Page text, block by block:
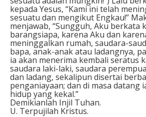
kepada Yesus, “Kami ini telah
sesuatu dan mengikut Engkau!”
menjawab, “Sungguh, Aku berkata
barangsiapa, karena Aku dan
meninggalkan rumah, saudara-
bapa, anak-anak atau ladangnya,
ia akan menerima kembali seratus
saudara laki-laki, saudara
dan ladang, sekalipun disertai
penganiayaan; dan di masa datang
hidup yang kekal.”
Demikianlah Injil Tuhan.
U. Terpujilah Kristus.